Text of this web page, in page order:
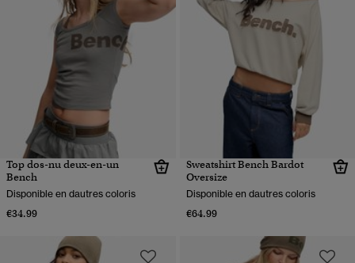
Top dos-nu deux-en-un
Bench
Disponible en dautres coloris
€34.99
Sweatshirt Bench Bardot
Oversize
Disponible en dautres coloris
€64.99